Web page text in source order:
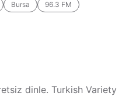
Bursa 96.3 FM
dinle. Turkish Variety